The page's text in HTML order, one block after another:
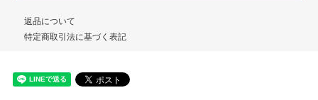
返品について
特定商取引法に基づく表記